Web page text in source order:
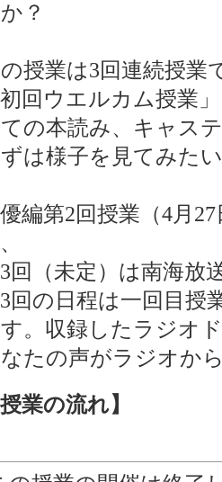
？
授業は3回連続授業
初回ウエルカム授業
の本読み、キャス
ずは様子を見てみた
編第2回授業（4月
回（未定）は南海放
回の日程は一回目授
す。収録したラジオ
たの声がラジオか
授業の流れ】